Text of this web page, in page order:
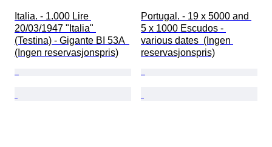
Italia. - 1.000 Lire
20/03/1947 "Italia"
(Testina) - Gigante BI 53A
(Ingen reservasjonspris)
Portugal. - 19 x 5000 and
5 x 1000 Escudos -
various dates  (Ingen
reservasjonspris)